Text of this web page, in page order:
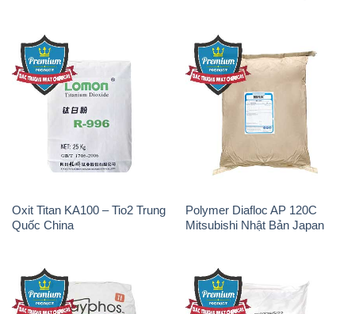
Oxit Titan KA100 – Tio2 Trung
Quốc China
Polymer Diafloc AP 120C
Mitsubishi Nhật Bản Japan